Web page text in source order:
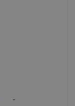
-